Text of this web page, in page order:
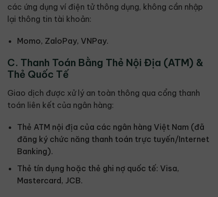
các ứng dụng ví điện tử thông dụng, không cần nhập
lại thông tin tài khoản:
Momo, ZaloPay, VNPay.
C. Thanh Toán Bằng Thẻ Nội Địa (ATM) &
Thẻ Quốc Tế
Giao dịch được xử lý an toàn thông qua cổng thanh
toán liên kết của ngân hàng:
Thẻ ATM nội địa của các ngân hàng Việt Nam (đã
đăng ký chức năng thanh toán trực tuyến/Internet
Banking).
Thẻ tín dụng hoặc thẻ ghi nợ quốc tế: Visa,
Mastercard, JCB.